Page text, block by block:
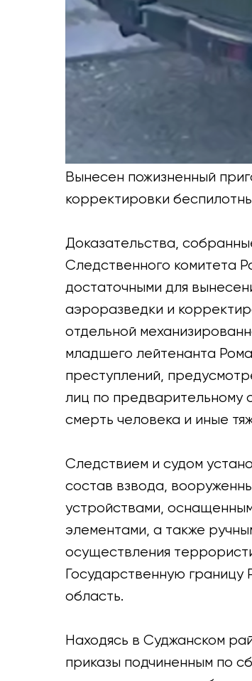
Вынесен пожизненный
корректировки
Доказательства,
Следственного комитета
достаточными для
аэроразведки и
отдельной
младшего лейтенанта
преступлений,
лиц по предварительному
смерть человека и иные
Следствием и судом
состав взвода,
устройствами,
элементами, а также
осуществления
Государственную
область.
Находясь в Суджанском
приказы подчиненным по